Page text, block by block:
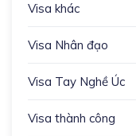
Visa khác
Visa Nhân đạo
Visa Tay Nghề Úc
Visa thành công